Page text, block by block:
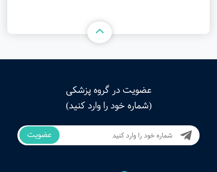
عضویت در گروه پزشکی
(شماره خود را وارد کنید)
عضویت